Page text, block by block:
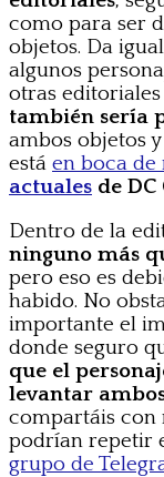
como para ser
objetos. Da
algunos
otras
también sería
ambos objetos
está en boca de
actuales de
Dentro de la
ninguno más
pero eso es
habido. No
importante el
donde seguro
que el
levantar
compartáis con
podrían repetir
grupo de